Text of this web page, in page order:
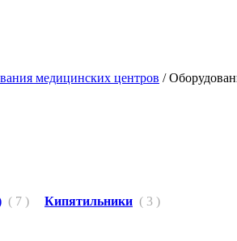
медицинских центров /
( 7 ) Кипятильники ( 3 )